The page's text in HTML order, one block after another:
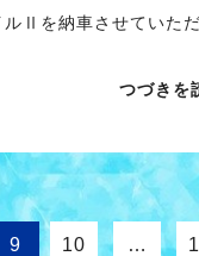
Ⅱを納車させていた
つづきを
9 10 …